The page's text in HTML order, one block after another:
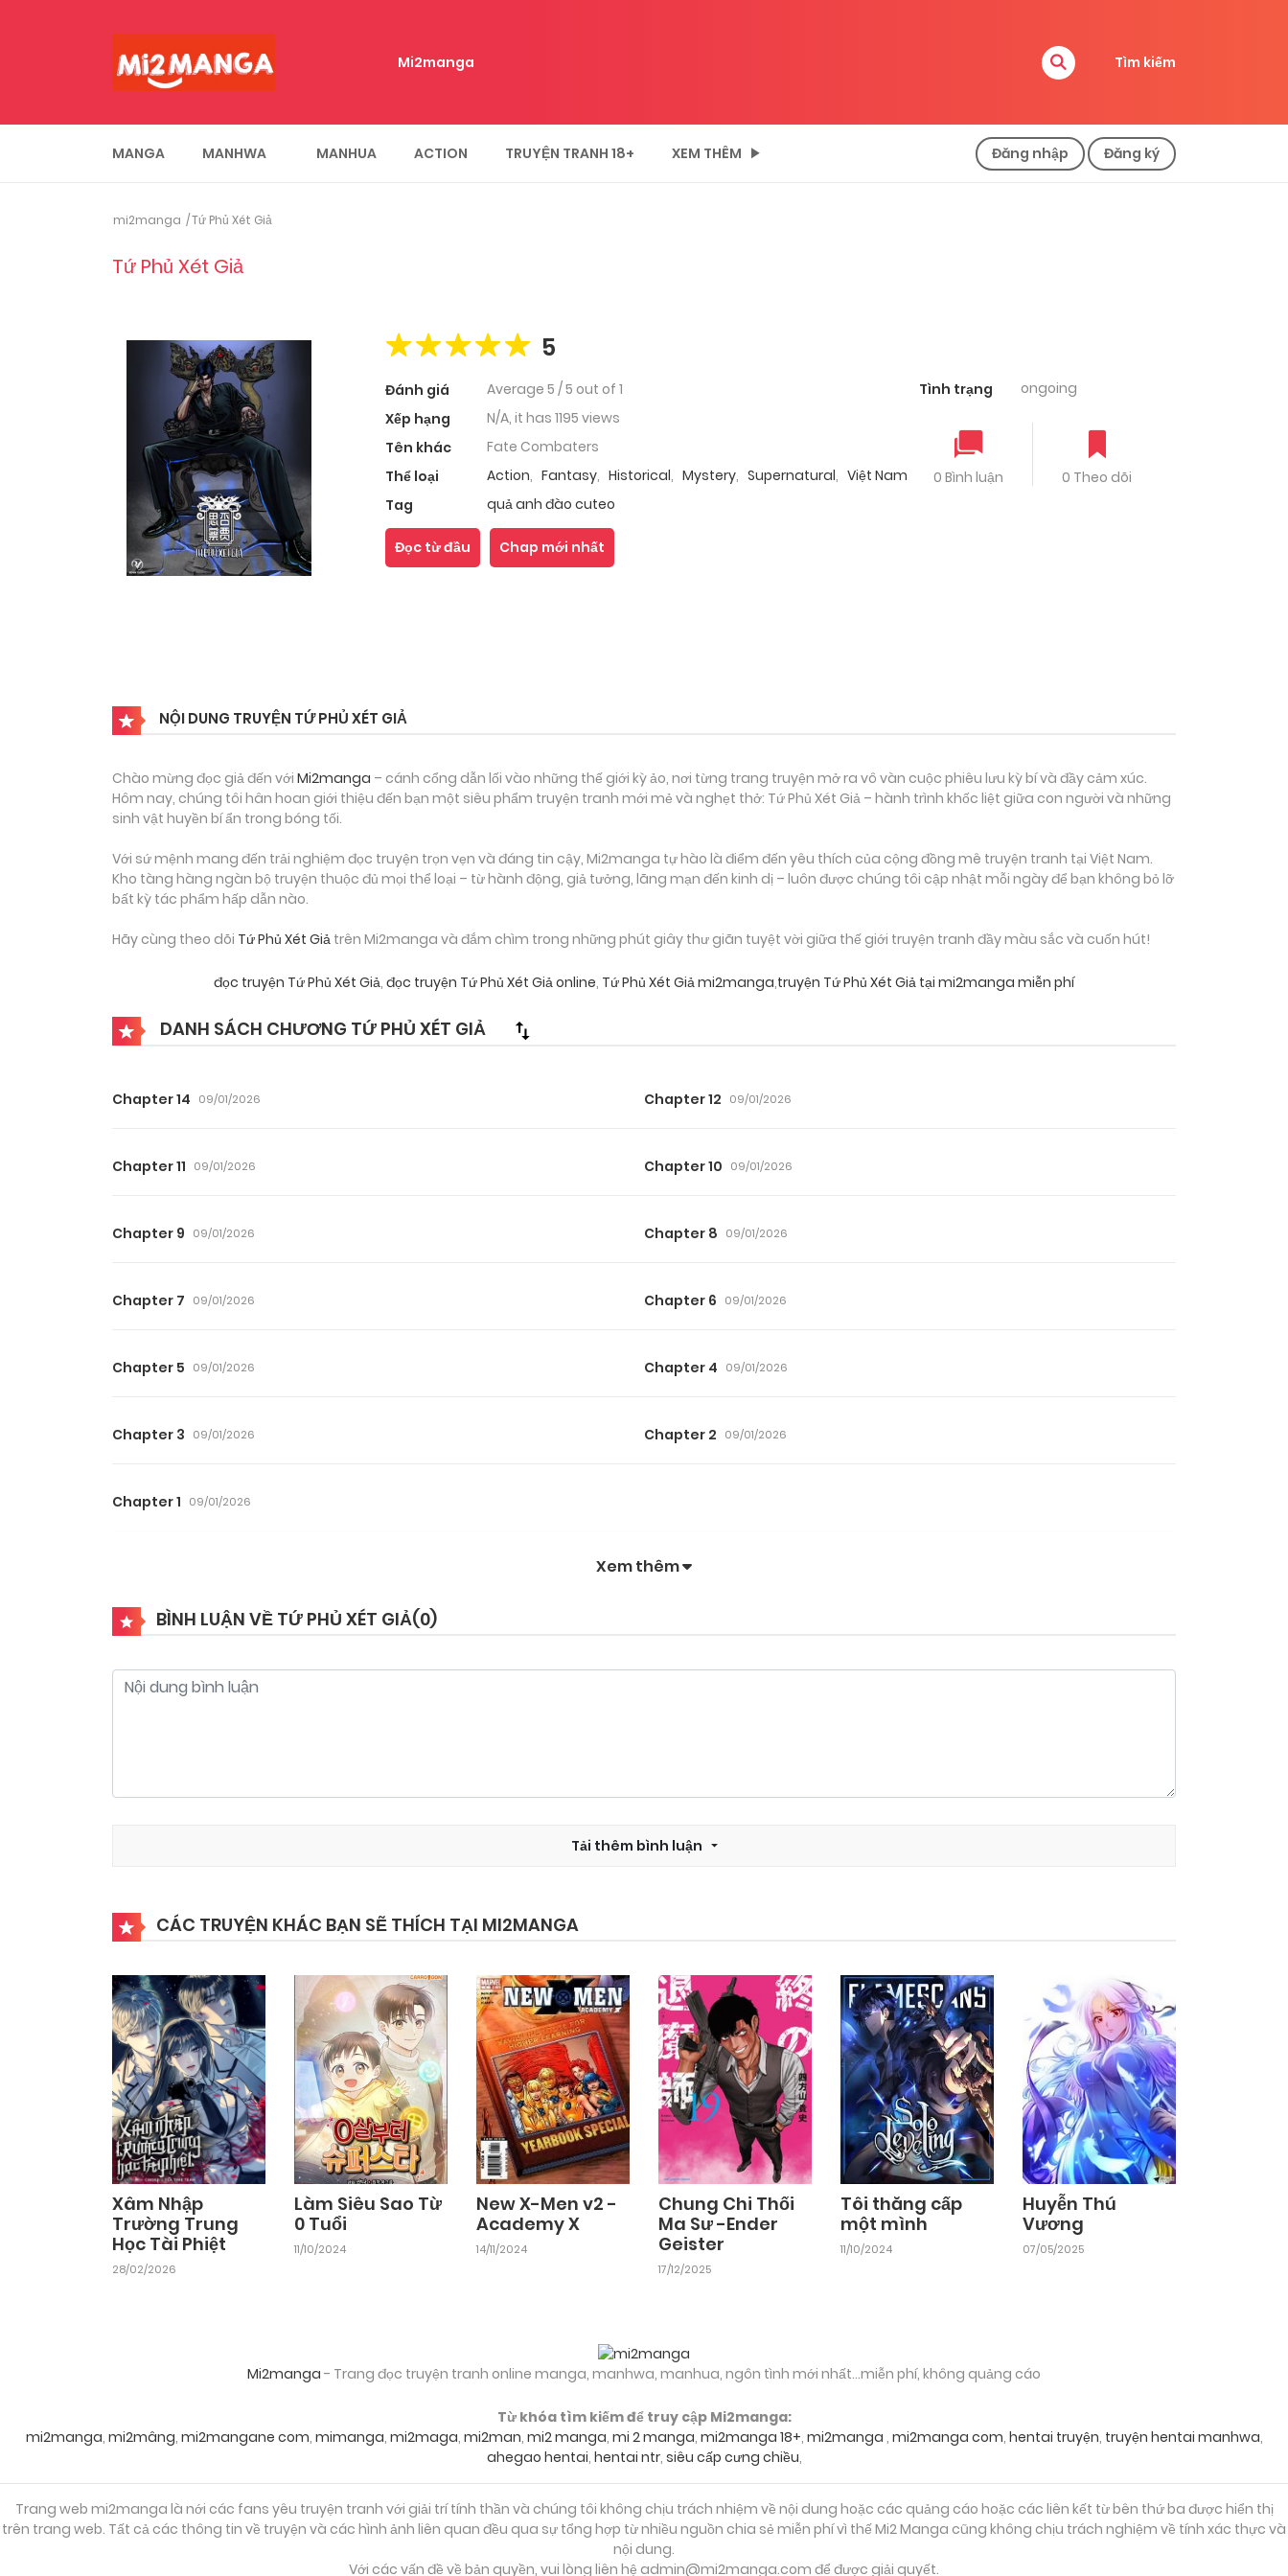
Mi2manga Tìm kiếm
MANGA MANHWA MANHUA ACTION TRUYỆN TRANH 18+ XEM THÊM Đăng nhập Đăng ký
mi2manga Tứ Phủ Xét Giả
Tứ Phủ Xét Giả
5
Đánh giá Average 5 /5 out of 1
Xếp hạng
N/A, it has 1195 views
Tên khác
Fate Combaters
Thể loại
Action, Fantasy, Historical, Mystery, Supernatural, Việt Nam
Tag
quả anh đào cuteo
Tình trạng ongoing
0 Bình luận 0 Theo dõi
Đọc từ đầu Chap mới nhất
NỘI DUNG TRUYỆN TỨ PHỦ XÉT GIẢ
Chào mừng đọc giả đến với Mi2manga – cánh cổng dẫn lối vào những thế giới kỳ ảo, nơi từng trang truyện mở ra vô vàn cuộc phiêu lưu kỳ bí và đầy cảm xúc.
Hôm nay, chúng tôi hân hoan giới thiệu đến bạn một siêu phẩm truyện tranh mới mẻ và nghẹt thở: Tứ Phủ Xét Giả – hành trình khốc liệt giữa con người và những
sinh vật huyền bí ẩn trong bóng tối.
Với sứ mệnh mang đến trải nghiệm đọc truyện trọn vẹn và đáng tin cậy, Mi2manga tự hào là điểm đến yêu thích của cộng đồng mê truyện tranh tại Việt Nam.
Kho tàng hàng ngàn bộ truyện thuộc đủ mọi thể loại – từ hành động, giả tưởng, lãng mạn đến kinh dị – luôn được chúng tôi cập nhật mỗi ngày để bạn không bỏ lỡ
bất kỳ tác phẩm hấp dẫn nào.
Hãy cùng theo dõi Tứ Phủ Xét Giả trên Mi2manga và đắm chìm trong những phút giây thư giãn tuyệt vời giữa thế giới truyện tranh đầy màu sắc và cuốn hút!
đọc truyện Tứ Phủ Xét Giả, đọc truyện Tứ Phủ Xét Giả online, Tứ Phủ Xét Giả mi2manga,truyện Tứ Phủ Xét Giả tại mi2manga miễn phí
DANH SÁCH CHƯƠNG TỨ PHỦ XÉT GIẢ
Chapter 14 09/01/2026 Chapter 12 09/01/2026
Chapter 11 09/01/2026 Chapter 10 09/01/2026
Chapter 9 09/01/2026 Chapter 8 09/01/2026
Chapter 7 09/01/2026 Chapter 6 09/01/2026
Chapter 5 09/01/2026 Chapter 4 09/01/2026
Chapter 3 09/01/2026 Chapter 2 09/01/2026
Chapter 1 09/01/2026
Xem thêm
BÌNH LUẬN VỀ TỨ PHỦ XÉT GIẢ(0)
Tải thêm bình luận
CÁC TRUYỆN KHÁC BẠN SẼ THÍCH TẠI MI2MANGA
Xâm Nhập
Trường Trung
Học Tài Phiệt
28/02/2026
Làm Siêu Sao Từ
0 Tuổi
11/10/2024
New X-Men v2 -
Academy X
14/11/2024
Chung Chi Thối
Ma Sư -Ender
Geister
17/12/2025
Tôi thăng cấp
một mình
11/10/2024
Huyễn Thú
Vương
07/05/2025
Mi2manga - Trang đọc truyện tranh online manga, manhwa, manhua, ngôn tình mới nhất...miễn phí, không quảng cáo
Từ khóa tìm kiếm để truy cập Mi2manga:
mi2manga, mi2mâng, mi2mangane com, mimanga, mi2maga, mi2man, mi2 manga, mi 2 manga, mi2manga 18+, mi2manga , mi2manga com, hentai truyện, truyện hentai manhwa,
ahegao hentai, hentai ntr, siêu cấp cưng chiều,
Trang web mi2manga là nới các fans yêu truyện tranh với giải trí tính thần và chúng tôi không chịu trách nhiệm về nội dung hoặc các quảng cáo hoặc các liên kết từ bên thứ ba được hiển thị
trên trang web. Tất cả các thông tin về truyện và các hình ảnh liên quan đều qua sự tổng hợp từ nhiều nguồn chia sẻ miễn phí vì thế Mi2 Manga cũng không chịu trách nghiệm về tính xác thực và
nội dung.
Với các vấn đề về bản quyền, vui lòng liên hệ admin@mi2manga.com để được giải quyết.